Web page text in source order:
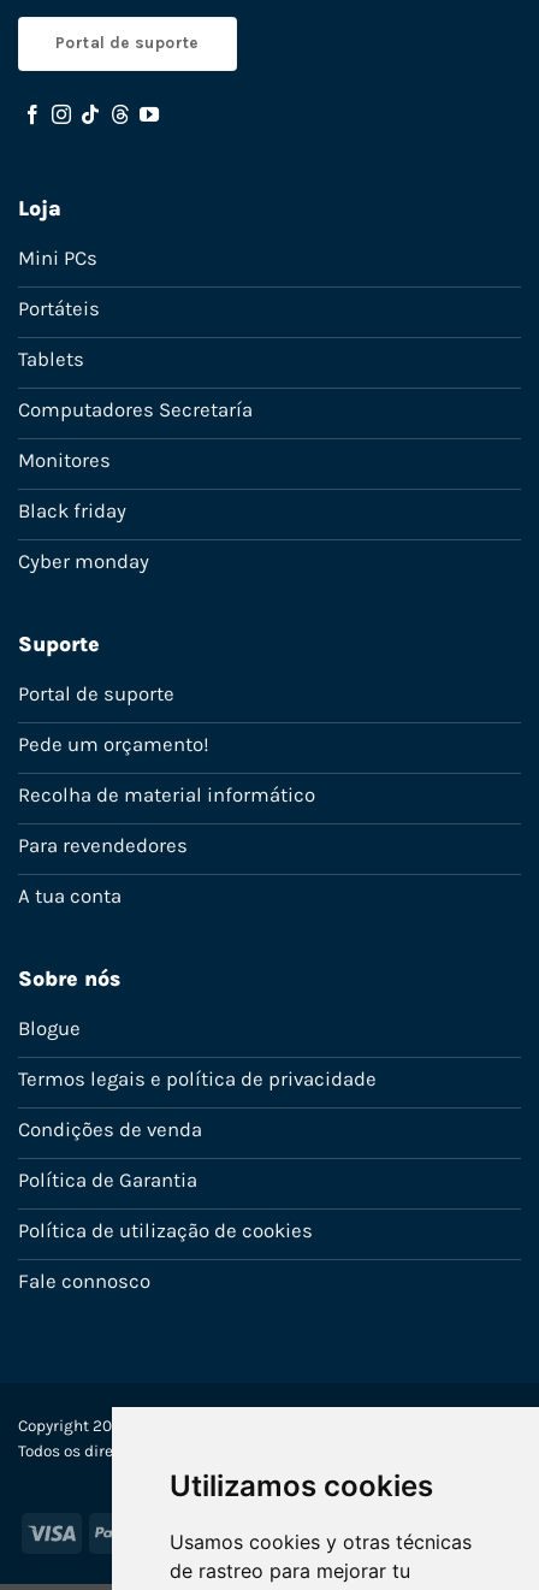
Utilizamos cookies
Usamos cookies y otras técnicas
de rastreo para mejorar tu
Portal de suporte
Loja
Mini PCs
Portáteis
Tablets
Computadores Secretaría
Monitores
Black friday
Cyber monday
Suporte
Portal de suporte
Pede um orçamento!
Recolha de material informático
Para revendedores
A tua conta
Sobre nós
Blogue
Termos legais e política de privacidade
Condições de venda
Política de Garantia
Política de utilização de cookies
Fale connosco
Copyright 2022-2025 © Ecosistemas Informáticos España SL –
Todos os direitos reservados
Visa PayPal MasterCard